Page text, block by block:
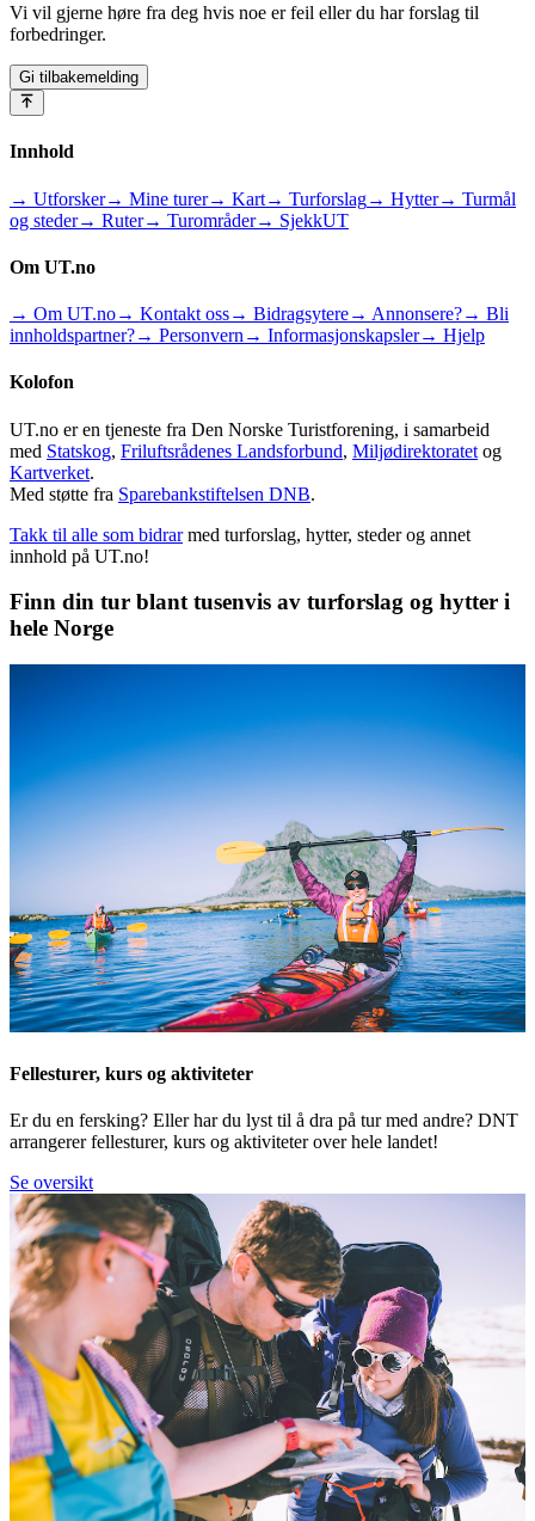
Vi vil gjerne høre fra deg hvis noe er feil eller du har forslag til
forbedringer.
Gi tilbakemelding
Innhold
→ Utforsker→ Mine turer→ Kart→ Turforslag→ Hytter→ Turmål
og steder→ Ruter→ Turområder→ SjekkUT
Om UT.no
→ Om UT.no→ Kontakt oss→ Bidragsytere→ Annonsere?→ Bli
innholdspartner?→ Personvern → Informasjonskapsler→ Hjelp
Kolofon
UT.no er en tjeneste fra Den Norske Turistforening, i samarbeid
med Statskog, Friluftsrådenes Landsforbund, Miljødirektoratet og
Kartverket.
Med støtte fra Sparebankstiftelsen DNB.
Takk til alle som bidrar med turforslag, hytter, steder og annet
innhold på UT.no!
Finn din tur blant tusenvis av turforslag og hytter i
hele Norge
Fellesturer, kurs og aktiviteter
Er du en fersking? Eller har du lyst til å dra på tur med andre? DNT
arrangerer fellesturer, kurs og aktiviteter over hele landet!
Se oversikt